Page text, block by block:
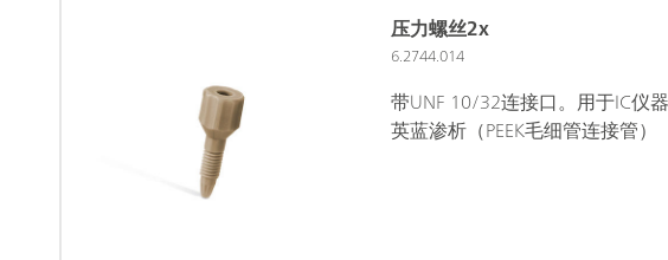
压力螺丝2x
6.2744.014
带UNF 10/32连接口。用于IC仪
英蓝渗析（PEEK毛细管连接管）